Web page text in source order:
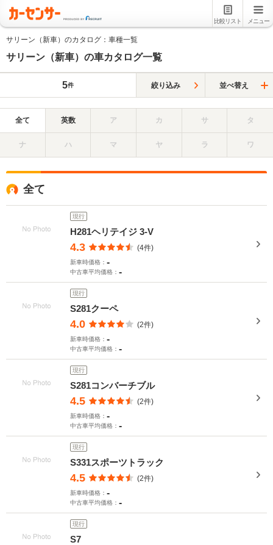
比較リスト メニュー
サリーン（新車）のカタログ：車種一覧
サリーン（新車）の車カタログ一覧
5件 絞り込み 並べ替え
全て 英数 ア カ サ タ
ナ ハ マ ヤ ラ ワ
全て
現行
H281ヘリテイジ 3-V
4.3 (4件)
新車時価格： -
中古車平均価格： -
現行
S281クーペ
4.0 (2件)
新車時価格： -
中古車平均価格： -
現行
S281コンバーチブル
4.5 (2件)
新車時価格： -
中古車平均価格： -
現行
S331スポーツトラック
4.5 (2件)
新車時価格： -
中古車平均価格： -
現行
S7